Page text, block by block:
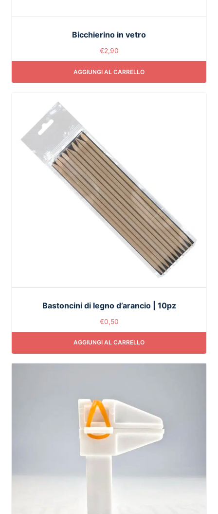
Bicchierino in vetro
€2,90
AGGIUNGI AL CARRELLO
Bastoncini di legno d’arancio | 10pz
€0,50
AGGIUNGI AL CARRELLO